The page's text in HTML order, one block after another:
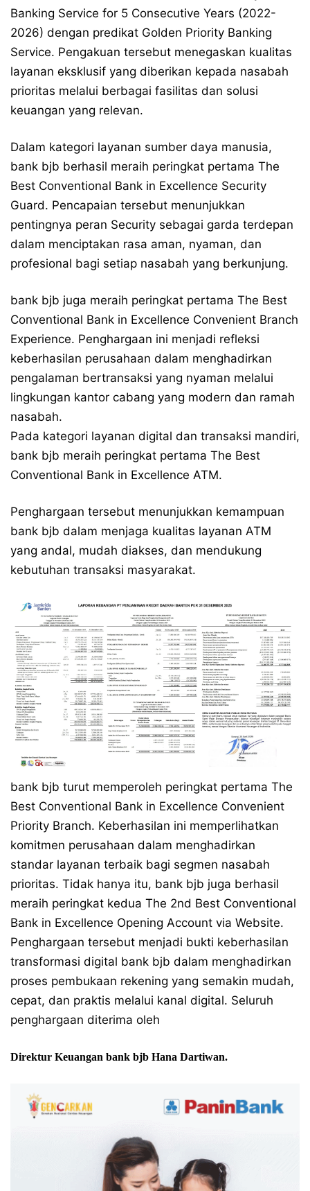
Banking Service for 5 Consecutive Years (2022-
2026) dengan predikat Golden Priority Banking
Service. Pengakuan tersebut menegaskan kualitas
layanan eksklusif yang diberikan kepada nasabah
prioritas melalui berbagai fasilitas dan solusi
keuangan yang relevan.
Dalam kategori layanan sumber daya manusia,
bank bjb berhasil meraih peringkat pertama The
Best Conventional Bank in Excellence Security
Guard. Pencapaian tersebut menunjukkan
pentingnya peran Security sebagai garda terdepan
dalam menciptakan rasa aman, nyaman, dan
profesional bagi setiap nasabah yang berkunjung.
bank bjb juga meraih peringkat pertama The Best
Conventional Bank in Excellence Convenient Branch
Experience. Penghargaan ini menjadi refleksi
keberhasilan perusahaan dalam menghadirkan
pengalaman bertransaksi yang nyaman melalui
lingkungan kantor cabang yang modern dan ramah
nasabah.
Pada kategori layanan digital dan transaksi mandiri,
bank bjb meraih peringkat pertama The Best
Conventional Bank in Excellence ATM.
Penghargaan tersebut menunjukkan kemampuan
bank bjb dalam menjaga kualitas layanan ATM
yang andal, mudah diakses, dan mendukung
kebutuhan transaksi masyarakat.
bank bjb turut memperoleh peringkat pertama The
Best Conventional Bank in Excellence Convenient
Priority Branch. Keberhasilan ini memperlihatkan
komitmen perusahaan dalam menghadirkan
standar layanan terbaik bagi segmen nasabah
prioritas. Tidak hanya itu, bank bjb juga berhasil
meraih peringkat kedua The 2nd Best Conventional
Bank in Excellence Opening Account via Website.
Penghargaan tersebut menjadi bukti keberhasilan
transformasi digital bank bjb dalam menghadirkan
proses pembukaan rekening yang semakin mudah,
cepat, dan praktis melalui kanal digital. Seluruh
penghargaan diterima oleh
Direktur Keuangan bank bjb Hana Dartiwan.